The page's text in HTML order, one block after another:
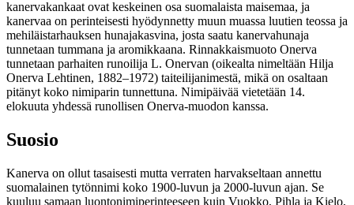
kanervakankaat ovat keskeinen osa suomalaista maisemaa, ja
kanervaa on perinteisesti hyödynnetty muun muassa luutien teossa ja
mehiläistarhauksen hunajakasvina, josta saatu kanervahunaja
tunnetaan tummana ja aromikkaana. Rinnakkaismuoto Onerva
tunnetaan parhaiten runoilija L. Onervan (oikealta nimeltään Hilja
Onerva Lehtinen, 1882–1972) taiteilijanimestä, mikä on osaltaan
pitänyt koko nimiparin tunnettuna. Nimipäivää vietetään 14.
elokuuta yhdessä runollisen Onerva-muodon kanssa.
Suosio
Kanerva on ollut tasaisesti mutta verraten harvakseltaan annettu
suomalainen tytönnimi koko 1900-luvun ja 2000-luvun ajan. Se
kuuluu samaan luontonimiperinteeseen kuin Vuokko, Pihla ja Kielo,